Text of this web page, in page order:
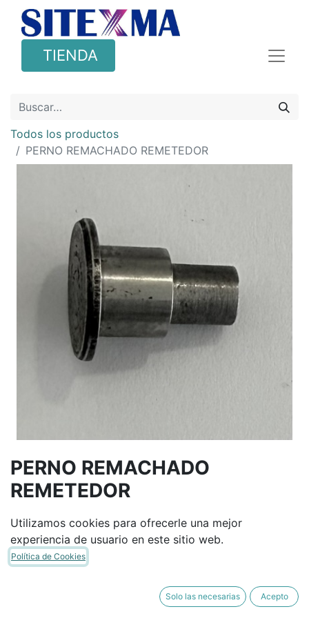
TIENDA
Todos los productos
PERNO REMACHADO REMETEDOR
PERNO REMACHADO
REMETEDOR
Términos y condiciones
Garantía de devolución de 30 días
Envío: 2-3 días laborales
Utilizamos cookies para ofrecerle una mejor
experiencia de usuario en este sitio web.
Política de Cookies
Solo las necesarias Acepto